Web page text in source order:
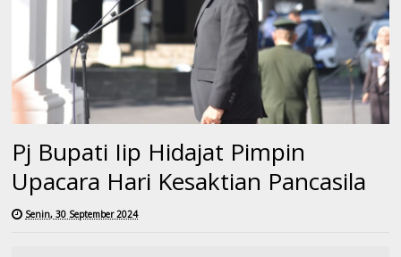
Pj Bupati Iip Hidajat Pimpin
Upacara Hari Kesaktian Pancasila
Senin, 30 September 2024